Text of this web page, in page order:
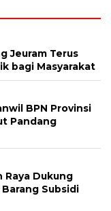
Jeuram Terus
bagi Masyarakat
BPN Provinsi
Pandang
Raya Dukung
Subsidi